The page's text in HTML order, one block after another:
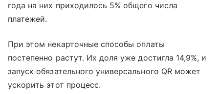
года на них приходилось 5% общего числа
платежей.
При этом некарточные способы оплаты
постепенно растут. Их доля уже достигла 14,9%, и
запуск обязательного универсального QR может
ускорить этот процесс.